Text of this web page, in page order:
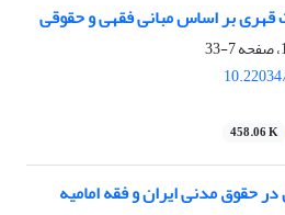
قهری بر اساس مبانی فقهی و حقوقی
7-33
458.06 K
مدنی ایران و فقه امامیه